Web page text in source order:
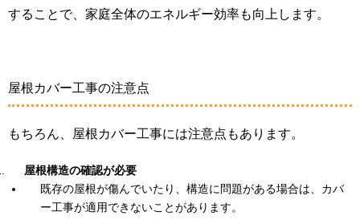
することで、家庭全体のエネルギー効率も向上します。
屋根カバー工事の注意点
もちろん、屋根カバー工事には注意点もあります。
屋根構造の確認が必要
既存の屋根が傷んでいたり、構造に問題がある場合は、カバ
ー工事が適用できないことがあります。